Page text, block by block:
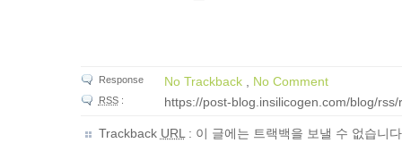
Response No Trackback No Comment
RSS: https://post-blog.insilicogen.com/blog/
Trackback URL: 이 글에는 트랙백을 보낼 수 없습니다